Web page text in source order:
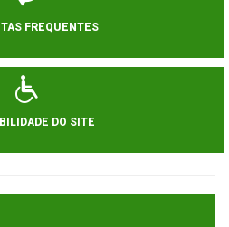
FREQUENTES
DO SITE